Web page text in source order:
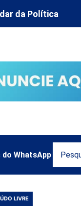
da Política
do WhatsApp
LIVRE